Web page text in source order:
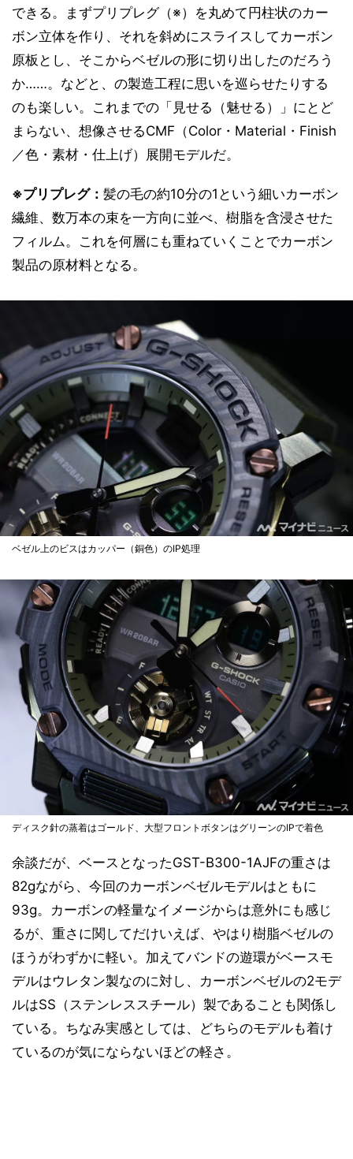
できる。まずプリプレグ（※）を丸めて円柱状のカー
ボン立体を作り、それを斜めにスライスしてカーボン
原板とし、そこからベゼルの形に切り出したのだろう
か……。などと、の製造工程に思いを巡らせたりする
のも楽しい。これまでの「見せる（魅せる）」にとど
まらない、想像させるCMF（Color・Material・Finish
／色・素材・仕上げ）展開モデルだ。
※プリプレグ： 髪の毛の約10分の1という細いカーボン
繊維、数万本の束を一方向に並べ、樹脂を含浸させた
フィルム。これを何層にも重ねていくことでカーボン
製品の原材料となる。
ベゼル上のビスはカッパー（銅色）のIP処理
ディスク針の蒸着はゴールド、大型フロントボタンはグリーンのIPで着色
余談だが、ベースとなったGST-B300-1AJFの重さは
82gながら、今回のカーボンベゼルモデルはともに
93g。カーボンの軽量なイメージからは意外にも感じ
るが、重さに関してだけいえば、やはり樹脂ベゼルの
ほうがわずかに軽い。加えてバンドの遊環がベースモ
デルはウレタン製なのに対し、カーボンベゼルの2モデ
ルはSS（ステンレススチール）製であることも関係し
ている。ちなみ実感としては、どちらのモデルも着け
ているのが気にならないほどの軽さ。